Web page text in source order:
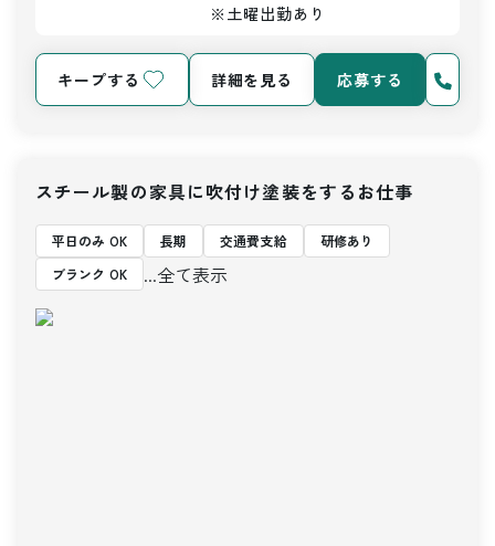
※土曜出勤あり
キープする 詳細を見る 応募する
スチール製の家具に吹付け塗装をするお仕事
平日のみ OK 長期 交通費支給
研修あり
ブランク OK
...全て表示